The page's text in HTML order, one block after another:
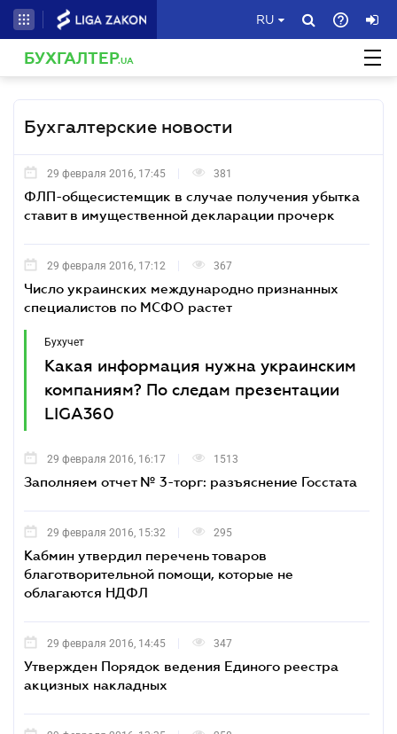
RU
БУХГАЛТЕР.UA
Бухгалтерские новости
29 февраля 2016, 17:45 381
ФЛП-общесистемщик в случае получения убытка
ставит в имущественной декларации прочерк
29 февраля 2016, 17:12 367
Число украинских международно признанных
специалистов по МСФО растет
Бухучет
Какая информация нужна украинским
компаниям? По следам презентации
LIGA360
29 февраля 2016, 16:17 1513
Заполняем отчет № 3-торг: разъяснение Госстата
29 февраля 2016, 15:32 295
Кабмин утвердил перечень товаров
благотворительной помощи, которые не
облагаются НДФЛ
29 февраля 2016, 14:45 347
Утвержден Порядок ведения Единого реестра
акцизных накладных